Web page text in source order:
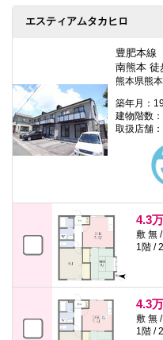
エスティアムタカヒロ
豊肥本線
南熊本 徒
熊本県熊
築年月：
建物階数
取扱店舗
4.3
敷 無
1階 /
4.3
敷 無
1階 /